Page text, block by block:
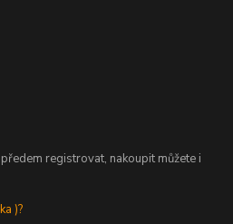
registrovat, nakoupit můžete i
)?